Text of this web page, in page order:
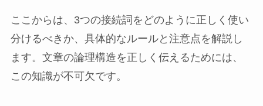
ここからは、3つの接続詞をどのように正しく使い
分けるべきか、具体的なルールと注意点を解説し
ます。文章の論理構造を正しく伝えるためには、
この知識が不可欠です。